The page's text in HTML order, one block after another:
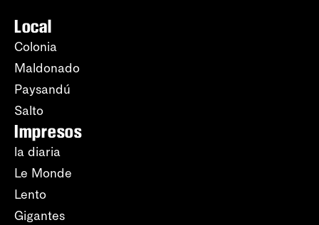
Local
Colonia
Maldonado
Paysandú
Salto
Impresos
la diaria
Le Monde
Lento
Gigantes